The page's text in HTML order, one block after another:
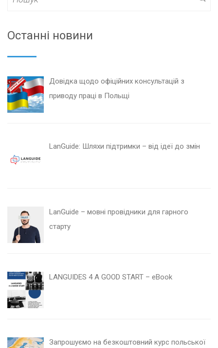
for:
Останні новини
Довідка щодо офіційних консультацій з
приводу праці в Польщі
LanGuide: Шляхи підтримки – від ідеї до змін
LanGuide – мовні провідники для гарного
старту
LANGUIDES 4 A GOOD START – eBook
Запрошуємо на безкоштовний курс польської